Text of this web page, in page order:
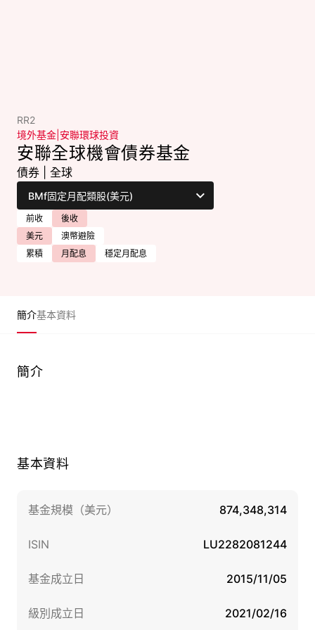
RR2
境外基金 安聯環球投資
安聯全球機會債券基金
債券 全球
前收
後收
美元
澳幣避險
累積
月配息 穩定月配息
簡介基本資料
簡介
基本資料
基金規模（美元） 874,348,314
ISIN LU2282081244
基金成立日 2015/11/05
級別成立日 2021/02/16